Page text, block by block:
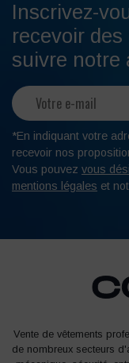
Inscrivez-
recevoir
suivre notre
*En indiquant votre
recevoir nos
Vous pouvez vous
mentions légales et
Vente de vêtements
de nombreux secteurs